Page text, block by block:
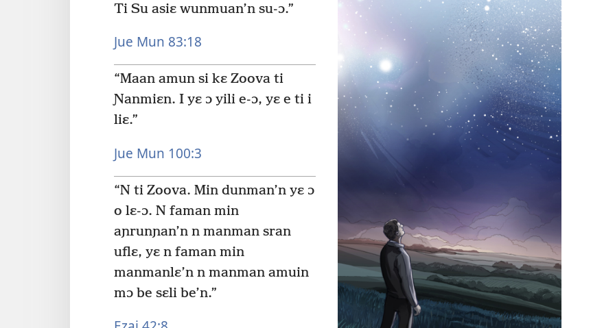
Ti Su asiɛ wunmuan’n su-ɔ.”
Jue Mun 83:18
“Maan amun si kɛ Zoova ti
Ɲanmiɛn. I yɛ ɔ yili e-ɔ, yɛ e ti i
liɛ.”
Jue Mun 100:3
“N ti Zoova. Min dunman’n yɛ ɔ
o lɛ-ɔ. N faman min
aɲrunɲan’n n manman sran
uflɛ, yɛ n faman min
manmanlɛ’n n manman amuin
mɔ be sɛli be’n.”